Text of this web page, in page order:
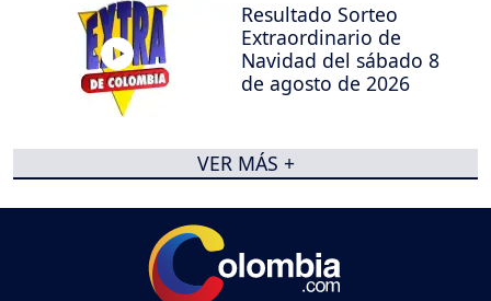
Resultado Sorteo
Extraordinario de
Navidad del sábado 8
de agosto de 2026
VER MÁS +